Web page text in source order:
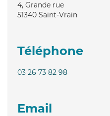
4, Grande rue
51340 Saint-Vrain
Téléphone
03 26 73 82 98
Email